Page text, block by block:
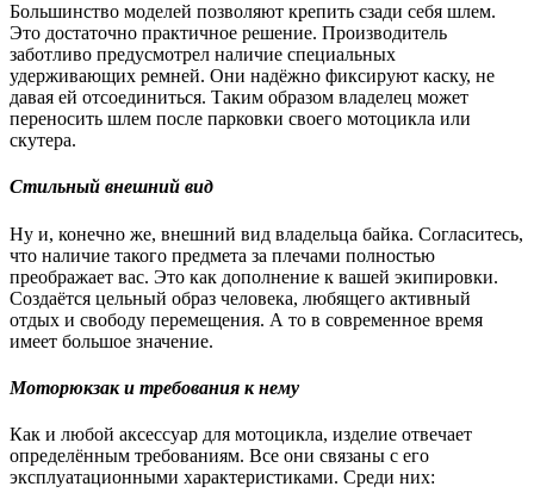
Большинство моделей позволяют крепить сзади себя шлем.
Это достаточно практичное решение. Производитель
заботливо предусмотрел наличие специальных
удерживающих ремней. Они надёжно фиксируют каску, не
давая ей отсоединиться. Таким образом владелец может
переносить шлем после парковки своего мотоцикла или
скутера.
Стильный внешний вид
Ну и, конечно же, внешний вид владельца байка. Согласитесь,
что наличие такого предмета за плечами полностью
преображает вас. Это как дополнение к вашей экипировки.
Создаётся цельный образ человека, любящего активный
отдых и свободу перемещения. А то в современное время
имеет большое значение.
Моторюкзак и требования к нему
Как и любой аксессуар для мотоцикла, изделие отвечает
определённым требованиям. Все они связаны с его
эксплуатационными характеристиками. Среди них: